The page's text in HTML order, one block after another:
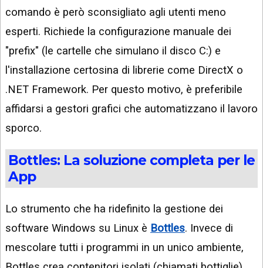
comando è però sconsigliato agli utenti meno
esperti. Richiede la configurazione manuale dei
"prefix" (le cartelle che simulano il disco C:) e
l'installazione certosina di librerie come DirectX o
.NET Framework. Per questo motivo, è preferibile
affidarsi a gestori grafici che automatizzano il lavoro
sporco.
Bottles: La soluzione completa per le
App
Lo strumento che ha ridefinito la gestione dei
software Windows su Linux è Bottles. Invece di
mescolare tutti i programmi in un unico ambiente,